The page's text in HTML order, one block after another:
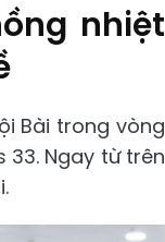
nhiệt
Bài trong vòng
33. Ngay từ trên